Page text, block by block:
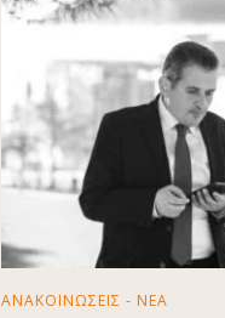
ΑΝΑΚΟΙΝΩΣΕΙΣ - ΝΕΑ